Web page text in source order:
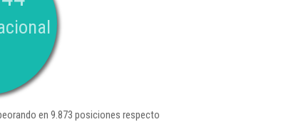
en 9.873 posiciones respecto